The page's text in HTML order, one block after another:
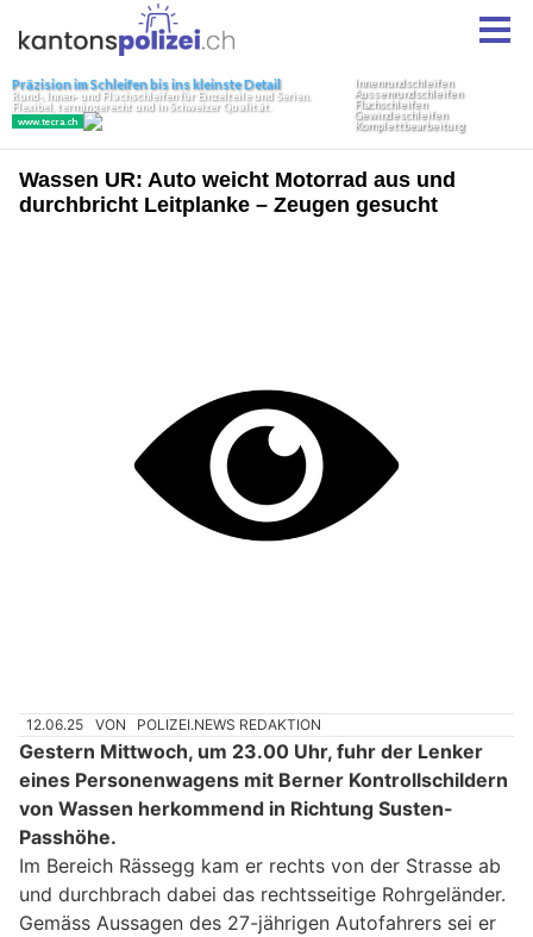
Wassen UR: Auto weicht Motorrad aus und
durchbricht Leitplanke – Zeugen gesucht
12.06.25 VON POLIZEI.NEWS REDAKTION
Gestern Mittwoch, um 23.00 Uhr, fuhr der Lenker
eines Personenwagens mit Berner Kontrollschildern
von Wassen herkommend in Richtung Susten-
Passhöhe.
Im Bereich Rässegg kam er rechts von der Strasse ab
und durchbrach dabei das rechtsseitige Rohrgeländer.
Gemäss Aussagen des 27-jährigen Autofahrers sei er